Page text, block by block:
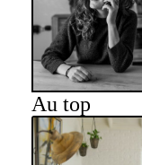
Au top